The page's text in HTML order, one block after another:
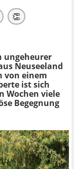
👏
ungeheurer
Neuseeland
von einem
ist sich
Wochen viele
Begegnung